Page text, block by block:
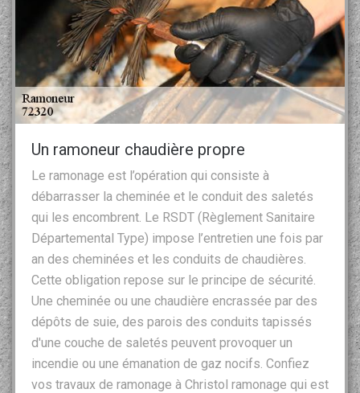
Un ramoneur chaudière propre
Le ramonage est l’opération qui consiste à
débarrasser la cheminée et le conduit des saletés
qui les encombrent. Le RSDT (Règlement Sanitaire
Départemental Type) impose l’entretien une fois par
an des cheminées et les conduits de chaudières.
Cette obligation repose sur le principe de sécurité.
Une cheminée ou une chaudière encrassée par des
dépôts de suie, des parois des conduits tapissés
d'une couche de saletés peuvent provoquer un
incendie ou une émanation de gaz nocifs. Confiez
vos travaux de ramonage à Christol ramonage qui est